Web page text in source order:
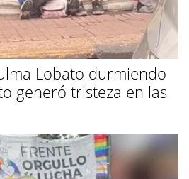
Lobato durmiendo
generó tristeza en las